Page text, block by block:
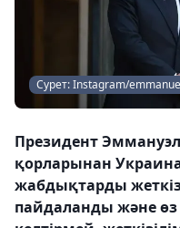
Сурет: Instagram/
Президент
қорларынан
жабдықтарды
пайдаланды және өз